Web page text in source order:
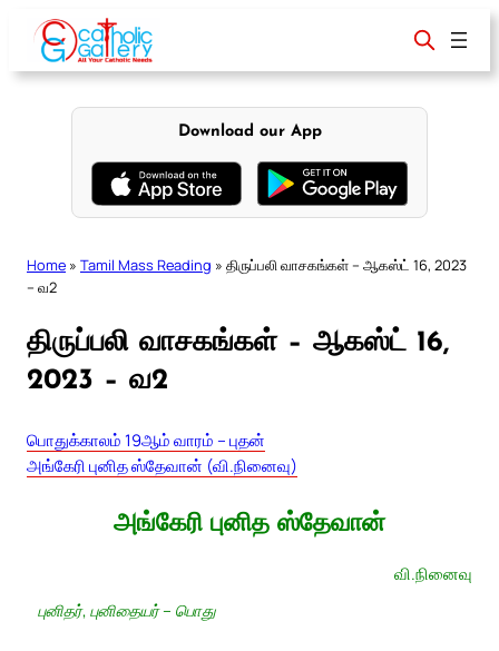
content
Download our App
Home » Tamil Mass Reading » திருப்பலி வாசகங்கள் – ஆகஸ்ட் 16, 2023
– வ2
திருப்பலி வாசகங்கள் – ஆகஸ்ட் 16,
2023 – வ2
பொதுக்காலம் 19ஆம் வாரம் – புதன்
அங்கேரி புனித ஸ்தேவான் (வி.நினைவு)
அங்கேரி புனித ஸ்தேவான்
வி.நினைவு
புனிதர், புனிதையர் – பொது